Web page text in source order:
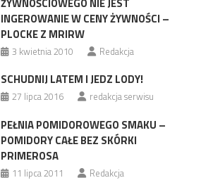
ŻYWNOŚCIOWEGO NIE JEST
INGEROWANIE W CENY ŻYWNOŚCI –
PLOCKE Z MRIRW
3 kwietnia 2010 Redakcja
SCHUDNIJ LATEM I JEDZ LODY!
27 lipca 2016 redakcja serwisu
PEŁNIA POMIDOROWEGO SMAKU –
POMIDORY CAŁE BEZ SKÓRKI
PRIMEROSA
11 lipca 2011 Redakcja